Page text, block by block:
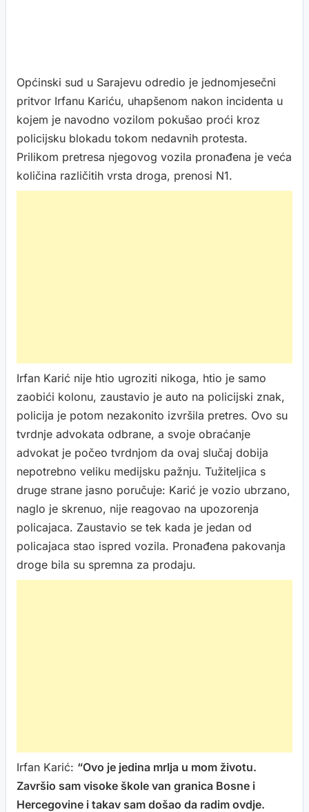
Općinski sud u Sarajevu odredio je jednomjesečni
pritvor Irfanu Kariću, uhapšenom nakon incidenta u
kojem je navodno vozilom pokušao proći kroz
policijsku blokadu tokom nedavnih protesta.
Prilikom pretresa njegovog vozila pronađena je veća
količina različitih vrsta droga, prenosi N1.
Irfan Karić nije htio ugroziti nikoga, htio je samo
zaobići kolonu, zaustavio je auto na policijski znak,
policija je potom nezakonito izvršila pretres. Ovo su
tvrdnje advokata odbrane, a svoje obraćanje
advokat je počeo tvrdnjom da ovaj slučaj dobija
nepotrebno veliku medijsku pažnju. Tužiteljica s
druge strane jasno poručuje: Karić je vozio ubrzano,
naglo je skrenuo, nije reagovao na upozorenja
policajaca. Zaustavio se tek kada je jedan od
policajaca stao ispred vozila. Pronađena pakovanja
droge bila su spremna za prodaju.
Irfan Karić: “Ovo je jedina mrlja u mom životu.
Završio sam visoke škole van granica Bosne i
Hercegovine i takav sam došao da radim ovdje.